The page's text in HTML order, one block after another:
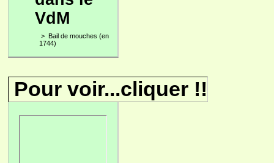
VdM
> Bail de mouches (en
1744)
Pour voir...cliquer !!